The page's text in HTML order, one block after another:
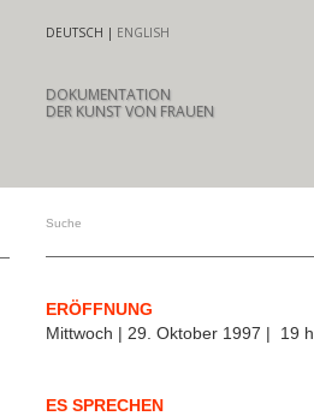
DEUTSCH ENGLISH
DOKUMENTATION
DER KUNST VON FRAUEN
ERÖFFNUNG
Mittwoch | 29. Oktober 1997 | 19 h
ES SPRECHEN